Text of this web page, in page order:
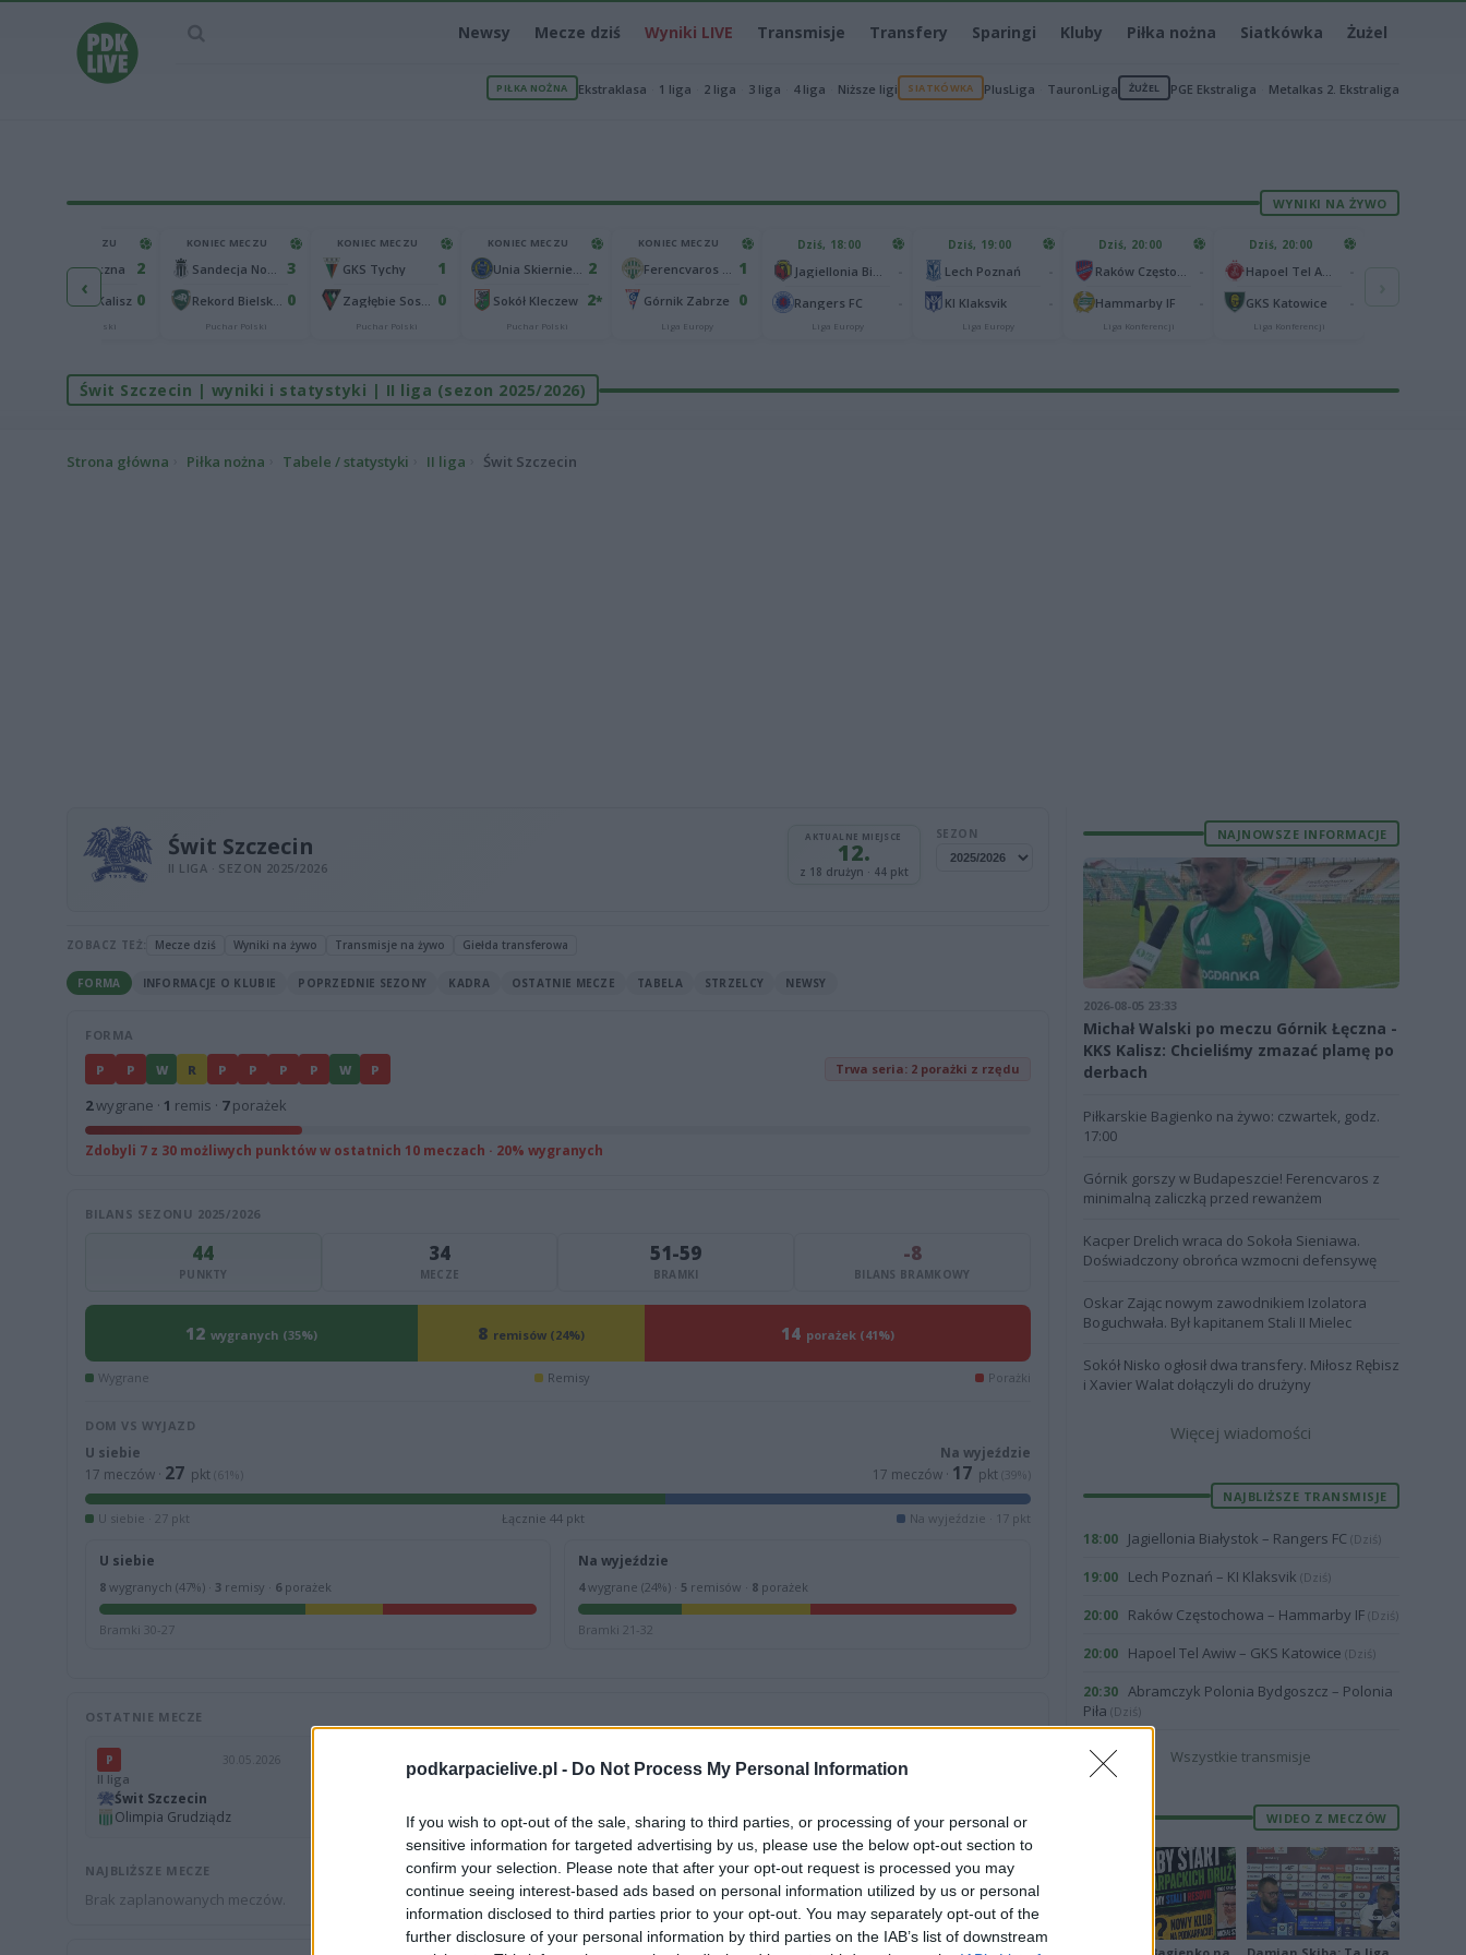
podkarpacielive.pl - Do Not Process My Personal Information
If you wish to opt-out of the sale, sharing to third parties, or processing of your personal or
sensitive information for targeted advertising by us, please use the below opt-out section to
confirm your selection. Please note that after your opt-out request is processed you may
continue seeing interest-based ads based on personal information utilized by us or personal
information disclosed to third parties prior to your opt-out. You may separately opt-out of the
further disclosure of your personal information by third parties on the IAB’s list of downstream
Newsy Mecze dziś Wyniki LIVE Transmisje Transfery Sparingi Kluby Piłka nożna Siatkówka Żużel
PIŁKA NOŻNA Ekstraklasa 1 liga 2 liga 3 liga 4 liga Niższe ligi SIATKÓWKA PlusLiga TauronLiga ŻUŻEL PGE Ekstraliga Metalkas 2. Ekstraliga
WYNIKI NA ŻYWO
‹
KONIEC MECZU
Górnik Łęczna 2
KKS 1925 Kalisz 0
Puchar Polski
KONIEC MECZU
3
0
Puchar Polski
KONIEC MECZU
GKS Tychy 1
0
Puchar Polski
KONIEC MECZU
2
Sokół Kleczew 2*
Puchar Polski
KONIEC MECZU
1
Górnik Zabrze 0
Liga Europy
Dziś, 18:00
Rangers FC
Liga Europy
Dziś, 19:00
Lech Poznań
KI Klaksvik
Liga Europy
Dziś, 20:00
Hammarby IF
Liga Konferencji
Dziś, 20:00
GKS Katowice
Liga Konferencji
Świt Szczecin | wyniki i statystyki | II liga (sezon 2025/2026)
Strona główna Piłka nożna Tabele / statystyki II liga Świt Szczecin
Świt Szczecin
II LIGA · SEZON 2025/2026
AKTUALNE MIEJSCE
12.
z 18 drużyn · 44 pkt
SEZON
ZOBACZ TEŻ: Mecze dziś Wyniki na żywo Transmisje na żywo Giełda transferowa
FORMA INFORMACJE O KLUBIE POPRZEDNIE SEZONY KADRA OSTATNIE MECZE TABELA STRZELCY NEWSY
FORMA
P P W R P P P P W P Trwa seria: 2 porażki z rzędu
2wygrane · 1 remis · 7porażek
Zdobyli 7 z 30 możliwych punktów w ostatnich 10 meczach · 20% wygranych
BILANS SEZONU 2025/2026
44
PUNKTY
34
MECZE
51-59
BRAMKI
-8
BILANS BRAMKOWY
12 wygranych (35%) 8 remisów (24%) 14 porażek (41%)
Wygrane Remisy Porażki
DOM VS WYJAZD
U siebie
17 meczów · 27 pkt (61%)
Na wyjeździe
17 meczów · 17 pkt (39%)
U siebie · 27 pkt Łącznie 44 pkt Na wyjeździe · 17 pkt
U siebie
8 wygranych (47%) · 3 remisy · 6porażek
Bramki 30-27
Na wyjeździe
4wygrane (24%) · 5 remisów · 8 porażek
Bramki 21-32
OSTATNIE MECZE
P 30.05.2026
II liga
Świt Szczecin
Olimpia Grudziądz
23.05.2026
II liga
Świt Szczecin
0
W 17.05.2026
II liga
Śląsk II Wrocław
3
NAJBLIŻSZE MECZE
Brak zaplanowanych meczów.
NAJNOWSZE INFORMACJE
2026-08-05 23:33
Michał Walski po meczu Górnik Łęczna -
KKS Kalisz: Chcieliśmy zmazać plamę po
derbach
Piłkarskie Bagienko na żywo: czwartek, godz.
17:00
Górnik gorszy w Budapeszcie! Ferencvaros z
minimalną zaliczką przed rewanżem
Kacper Drelich wraca do Sokoła Sieniawa.
Doświadczony obrońca wzmocni defensywę
Oskar Zając nowym zawodnikiem Izolatora
Boguchwała. Był kapitanem Stali II Mielec
Sokół Nisko ogłosił dwa transfery. Miłosz Rębisz
i Xavier Walat dołączyli do drużyny
Więcej wiadomości
NAJBLIŻSZE TRANSMISJE
18:00 Jagiellonia Białystok – Rangers FC (Dziś)
19:00 Lech Poznań – KI Klaksvik (Dziś)
20:00 Raków Częstochowa – Hammarby IF (Dziś)
20:00 Hapoel Tel Awiw – GKS Katowice (Dziś)
20:30 Abramczyk Polonia Bydgoszcz – Polonia
Piła (Dziś)
Wszystkie transmisje
WIDEO Z MECZÓW